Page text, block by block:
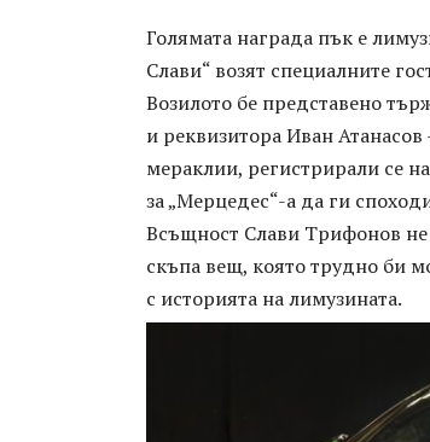
Голямата награда пък е
Слави“ возят специалните
Возилото бе представено
и реквизитора Иван Атанасов
мераклии, регистрирали се
за „Мерцедес“-а да ги
Всъщност Слави Трифонов не
скъпа вещ, която трудно би
с историята на лимузината.